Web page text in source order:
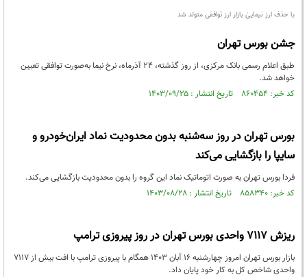
با حذف ارز نیماییٰ بازار ارز توافقی متولد شد
جشن بورس تهران
طبق اعلام رسمی بانک مرکزی، از روز گذشته، 24 آذرماه، نرخ نیما به‌صورت توافقی تعیین
خواهد شد.
کد خبر: ۸۶۰۴۵۴ تاریخ انتشار : ۱۴۰۳/۰۹/۲۵
بورس تهران در روز سه‌شنبه بدون محدودیت نماد ایران‌خودرو و
سایپا را بازگشایی می‌کند
فردا بورس تهران به صورت اتوماتیک نماد این گروه را بدون محدودیت بازگشایی می‌کند.
کد خبر: ۸۵۸۳۴۰ تاریخ انتشار : ۱۴۰۳/۰۸/۲۸
ریزش 7117 واحدی بورس تهران در روز پیروزی ترامپ
بازار بورس تهران امروز چهارشنبه 16 آبان 1403 همگام با پیروزی ترامپ با افت بیش از 7117
واحدی شاخص کل به کار خود پایان داد.